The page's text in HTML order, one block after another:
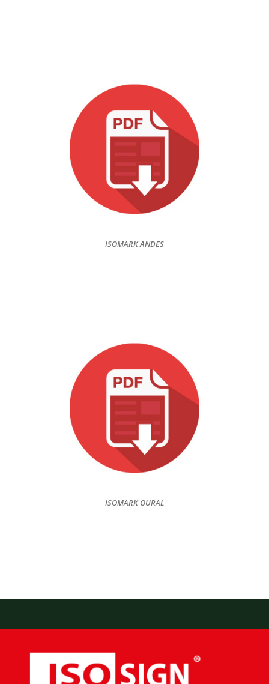
ISOMARK ANDES
ISOMARK OURAL